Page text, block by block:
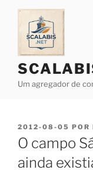
Saltar
conteúdo
Um agregador de
PUBLICADO
EM
2012-08-05 POR
O campo
ainda